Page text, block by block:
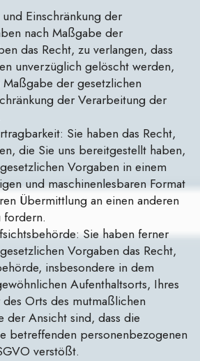
Einschränkung der
nach Maßgabe der
das Recht, zu verlangen, dass
unverzüglich gelöscht werden,
der gesetzlichen
der Verarbeitung der
Sie haben das Recht,
die Sie uns bereitgestellt haben,
Vorgaben in einem
und maschinenlesbaren Format
Übermittlung an einen anderen
fordern.
Sie haben ferner
Vorgaben das Recht,
insbesondere in dem
Aufenthaltsorts, Ihres
Orts des mutmaßlichen
der Ansicht sind, dass die
betreffenden personenbezogenen
verstößt.